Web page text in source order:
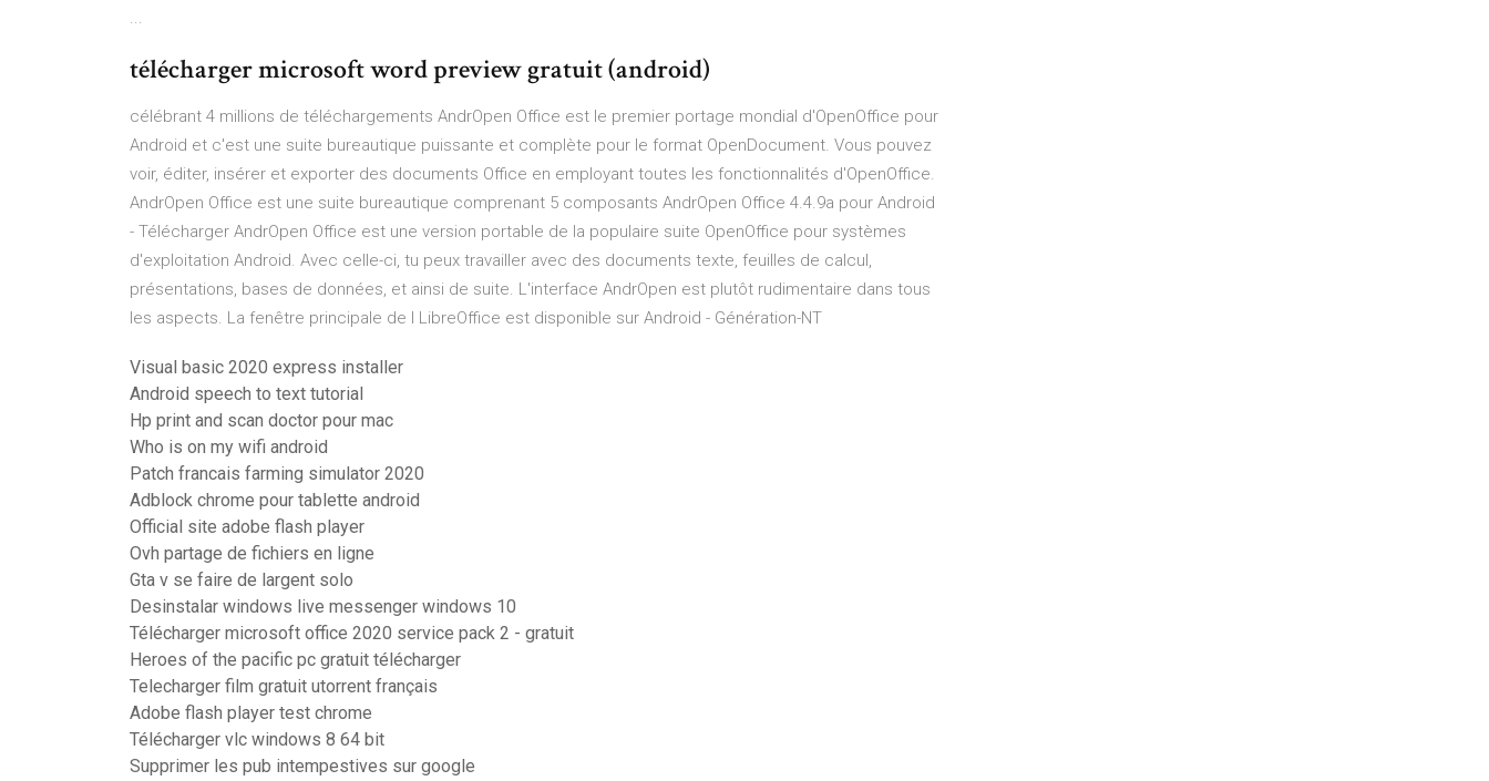
...
télécharger microsoft word preview gratuit (android)
célébrant 4 millions de téléchargements AndrOpen Office est le premier portage mondial d'OpenOffice pour
Android et c'est une suite bureautique puissante et complète pour le format OpenDocument. Vous pouvez
voir, éditer, insérer et exporter des documents Office en employant toutes les fonctionnalités d'OpenOffice.
AndrOpen Office est une suite bureautique comprenant 5 composants AndrOpen Office 4.4.9a pour Android
- Télécharger AndrOpen Office est une version portable de la populaire suite OpenOffice pour systèmes
d'exploitation Android. Avec celle-ci, tu peux travailler avec des documents texte, feuilles de calcul,
présentations, bases de données, et ainsi de suite. L'interface AndrOpen est plutôt rudimentaire dans tous
les aspects. La fenêtre principale de l LibreOffice est disponible sur Android - Génération-NT
Visual basic 2020 express installer
Android speech to text tutorial
Hp print and scan doctor pour mac
Who is on my wifi android
Patch francais farming simulator 2020
Adblock chrome pour tablette android
Official site adobe flash player
Ovh partage de fichiers en ligne
Gta v se faire de largent solo
Desinstalar windows live messenger windows 10
Télécharger microsoft office 2020 service pack 2 - gratuit
Heroes of the pacific pc gratuit télécharger
Telecharger film gratuit utorrent français
Adobe flash player test chrome
Télécharger vlc windows 8 64 bit
Supprimer les pub intempestives sur google